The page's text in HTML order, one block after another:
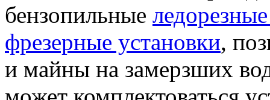
бензопильные
фрезерные установки,
и майны на замерзших